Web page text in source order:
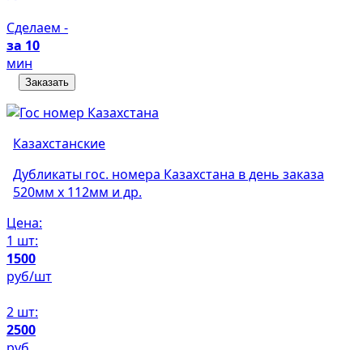
Сделаем -
за 10
мин
Заказать
Казахстанские
Дубликаты гос. номера Казахстана в день заказа
520мм х 112мм и др.
Цена:
1 шт:
1500
руб/шт
2 шт:
2500